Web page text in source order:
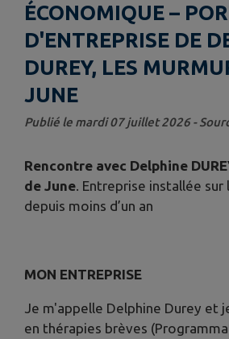
ÉCONOMIQUE –
D'ENTREPRISE DE
DUREY, LES
JUNE
Publié le mardi 07 juillet 2026 -
Rencontre avec Delphine
de June. Entreprise installée
depuis moins d’un an
MON ENTREPRISE
Je m'appelle Delphine Durey et
en thérapies brèves